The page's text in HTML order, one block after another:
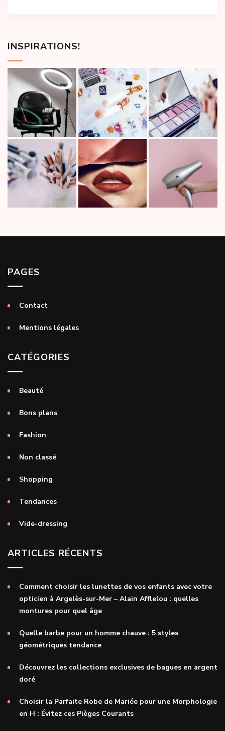
INSPIRATIONS!
PAGES
Contact
Mentions légales
CATÉGORIES
Beauté
Bons plans
Fashion
Non classé
Shopping
Tendances
Vide-dressing
ARTICLES RÉCENTS
Comment choisir les lunettes de vos enfants avec votre
opticien à Argelès-sur-Mer – Alain Afflelou : quelles
montures pour quel âge
Quelle barbe pour un homme chauve : 5 styles
géométriques tendance
Découvrez les collections exclusives de bagues en argent
doré
Choisir la Parfaite Robe de Mariée pour une Morphologie
en H : Évitez ces Pièges Courants